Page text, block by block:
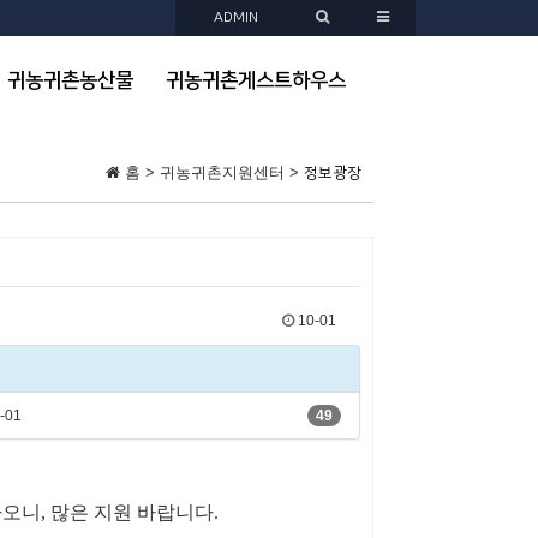
ADMIN
귀농귀촌농산물 귀농귀촌게스트하우스
홈 > 귀농귀촌지원센터 > 정보광장
10-01
01 49
니, 많은 지원 바랍니다.